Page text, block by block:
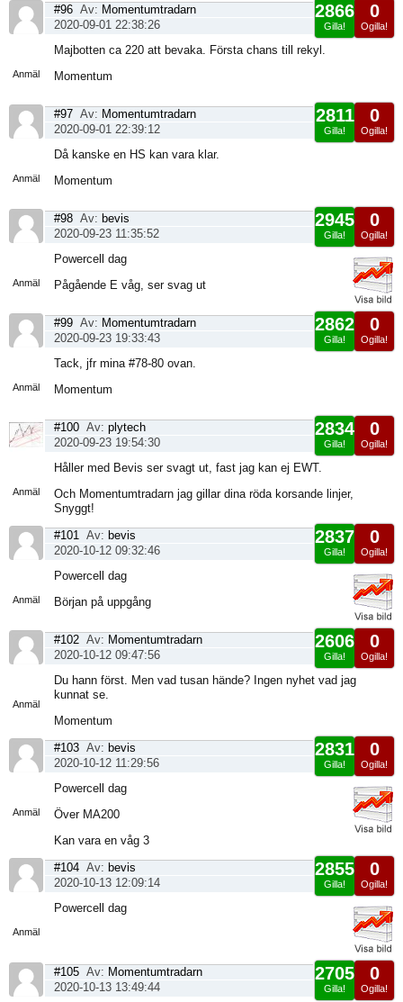
Anmäl
0
Ogilla!
2866
Gilla!
#96 Av: Momentumtradarn
2020-09-01 22:38:26
Majbotten ca 220 att bevaka. Första chans till rekyl.
Momentum
Anmäl
0
Ogilla!
2811
Gilla!
#97 Av: Momentumtradarn
2020-09-01 22:39:12
Då kanske en HS kan vara klar.
Momentum
Anmäl
0
Ogilla!
2945
Gilla!
#98 Av: bevis
2020-09-23 11:35:52
Powercell dag
Pågående E våg, ser svag ut
Anmäl
0
Ogilla!
2862
Gilla!
#99 Av: Momentumtradarn
2020-09-23 19:33:43
Tack, jfr mina #78-80 ovan.
Momentum
Anmäl
0
Ogilla!
2834
Gilla!
#100 Av: plytech
2020-09-23 19:54:30
Håller med Bevis ser svagt ut, fast jag kan ej EWT.
Och Momentumtradarn jag gillar dina röda korsande linjer,
Snyggt!
Anmäl
0
Ogilla!
2837
Gilla!
#101 Av: bevis
2020-10-12 09:32:46
Powercell dag
Början på uppgång
Anmäl
0
Ogilla!
2606
Gilla!
#102 Av: Momentumtradarn
2020-10-12 09:47:56
Du hann först. Men vad tusan hände? Ingen nyhet vad jag
kunnat se.
Momentum
Anmäl
0
Ogilla!
2831
Gilla!
#103 Av: bevis
2020-10-12 11:29:56
Powercell dag
Över MA200
Kan vara en våg 3
Anmäl
0
Ogilla!
2855
Gilla!
#104 Av: bevis
2020-10-13 12:09:14
Powercell dag
0
Ogilla!
2705
Gilla!
#105 Av: Momentumtradarn
2020-10-13 13:49:44